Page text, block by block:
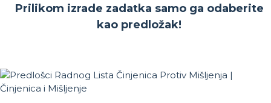
Prilikom izrade zadatka samo ga odaberite
kao predložak!